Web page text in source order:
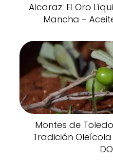
Alcaraz: El Oro
Mancha -
Montes de
Tradición